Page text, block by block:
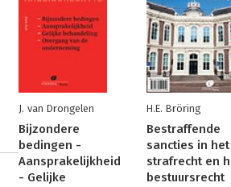
J. van Drongelen
Bijzondere
bedingen -
Aansprakelijkheid
- Gelijke
H.E. Bröring
Bestraffende
sancties in het
strafrecht en
bestuursrecht